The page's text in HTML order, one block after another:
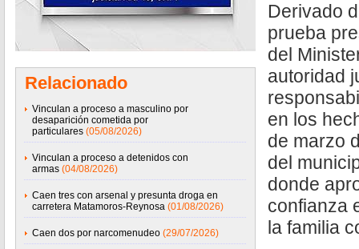
Relacionado
Vinculan a proceso a masculino por
desaparición cometida por
particulares (05/08/2026)
Vinculan a proceso a detenidos con
armas (04/08/2026)
Caen tres con arsenal y presunta droga en
carretera Matamoros-Reynosa (01/08/2026)
Caen dos por narcomenudeo (29/07/2026)
Derivado
prueba
del
autoridad
en los
de marzo
del
donde
confianza
la familia